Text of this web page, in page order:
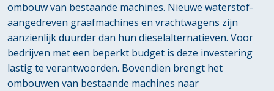
ombouw van bestaande machines. Nieuwe waterstof-
aangedreven graafmachines en vrachtwagens zijn
aanzienlijk duurder dan hun dieselalternatieven. Voor
bedrijven met een beperkt budget is deze investering
lastig te verantwoorden. Bovendien brengt het
ombouwen van bestaande machines naar